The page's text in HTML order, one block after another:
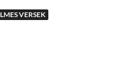
VERSEK